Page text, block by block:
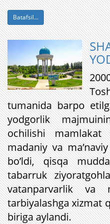
Batafsil...
tumanida barpo
yodgorlik
ochilishi
madaniy va
bo’ldi, qisqa
tabarruk
vatanparvarlik va
tarbiyalashga xizmat
biriga aylandi.